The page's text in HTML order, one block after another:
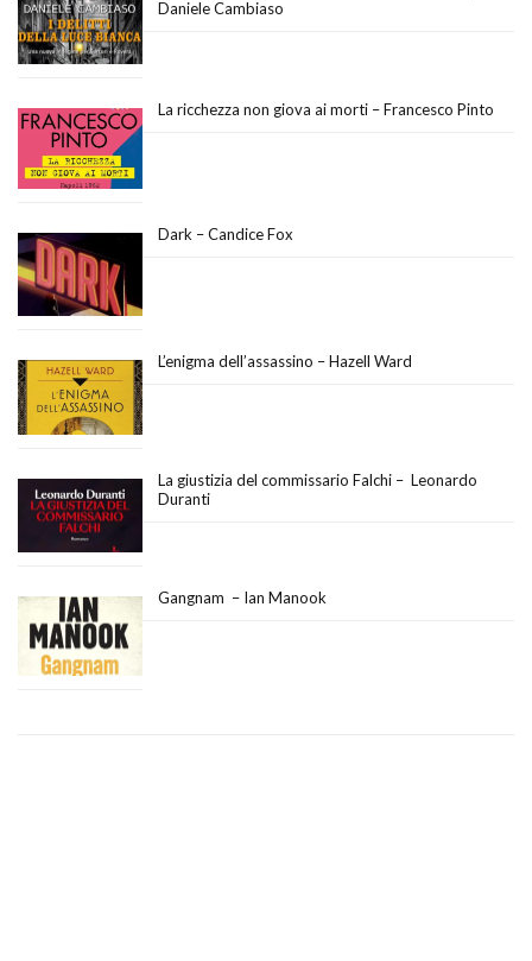
Daniele Cambiaso
La ricchezza non giova ai morti – Francesco Pinto
Dark – Candice Fox
L’enigma dell’assassino – Hazell Ward
La giustizia del commissario Falchi – Leonardo
Duranti
Gangnam – Ian Manook